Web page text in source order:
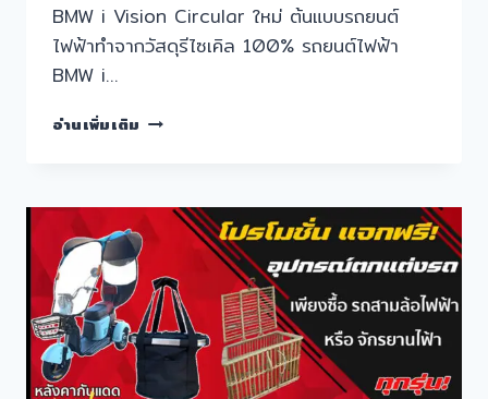
BMW i Vision Circular ใหม่ ต้นแบบรถยนต์
ไฟฟ้าทำจากวัสดุรีไซเคิล 100% รถยนต์ไฟฟ้า
BMW i…
อ่านเพิ่มเติม BMW
รถยนต์
ไฟฟ้า
ทำ
จาก
วัสดุ
รีไซเคิล